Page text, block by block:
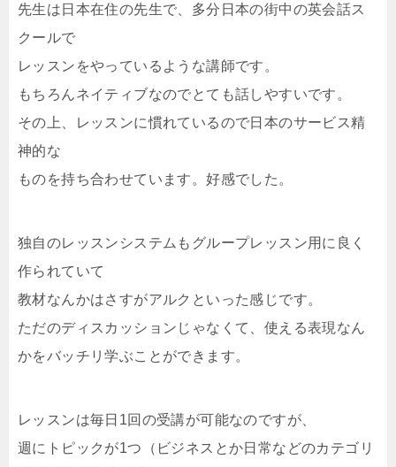
先生は日本在住の先生で、多分日本の街中の英会話ス
クールで
レッスンをやっているような講師です。
もちろんネイティブなのでとても話しやすいです。
その上、レッスンに慣れているので日本のサービス精
神的な
ものを持ち合わせています。好感でした。
独自のレッスンシステムもグループレッスン用に良く
作られていて
教材なんかはさすがアルクといった感じです。
ただのディスカッションじゃなくて、使える表現なん
かをバッチリ学ぶことができます。
レッスンは毎日1回の受講が可能なのですが、
週にトピックが1つ（ビジネスとか日常などのカテゴリ